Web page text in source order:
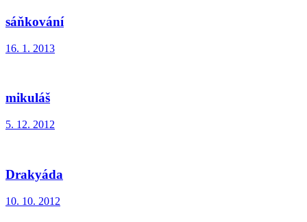
sáňkování
16. 1. 2013
mikuláš
5. 12. 2012
Drakyáda
10. 10. 2012